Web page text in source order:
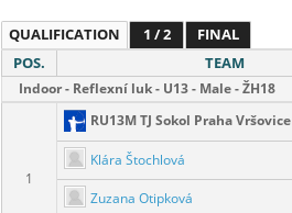
QUALIFICATION 1 / 2
FINAL
POS.
TEAM
Indoor - Reflexní luk - U13 - Male - ŽH18
1
RU13M TJ Sokol Praha Vršovice
Klára Štochlová
Zuzana Otipková